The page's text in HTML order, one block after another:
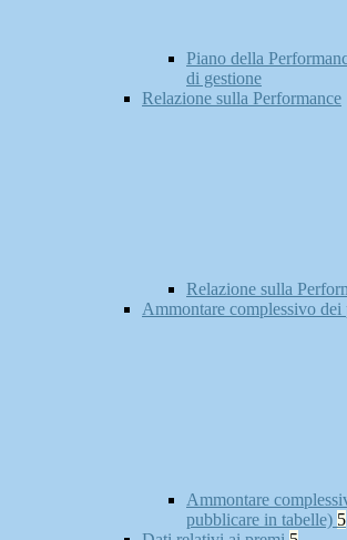
Piano della
di gestione
Relazione sulla Performance
Relazione sulla
Ammontare complessivo dei
Ammontare
pubblicare in tabelle) 5